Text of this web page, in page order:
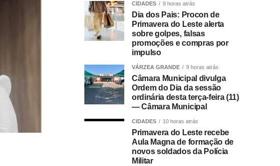
CIDADES 9 horas atrás
Dia dos Pais: Procon de
Primavera do Leste alerta
sobre golpes, falsas
promoções e compras por
impulso
VÁRZEA GRANDE 9 horas atrás
Câmara Municipal divulga
Ordem do Dia da sessão
ordinária desta terça-feira (11)
— Câmara Municipal
CIDADES 10 horas atrás
Primavera do Leste recebe
Aula Magna de formação de
novos soldados da Polícia
Militar